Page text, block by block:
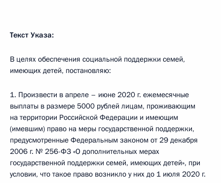
Текст Указа:
В целях обеспечения социальной поддержки семей,
имеющих детей, постановляю:
1. Произвести в апреле – июне 2020 г. ежемесячные
выплаты в размере 5000 рублей лицам, проживающим
на территории Российской Федерации и имеющим
(имевшим) право на меры государственной поддержки,
предусмотренные Федеральным законом от 29 декабря
2006 г. № 256-ФЗ «О дополнительных мерах
государственной поддержки семей, имеющих детей», при
условии, что такое право возникло у них до 1 июля 2020 г.